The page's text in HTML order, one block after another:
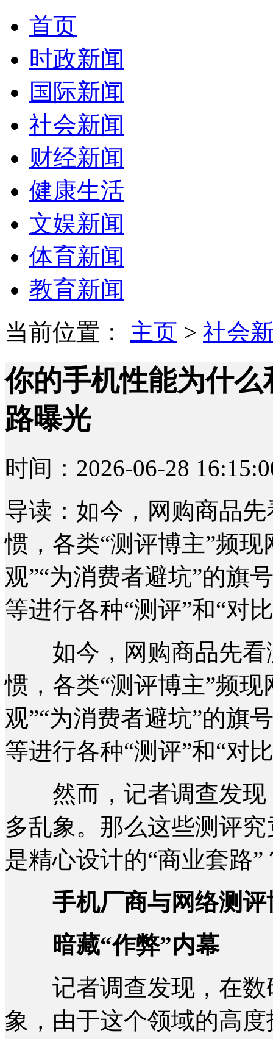
首页
时政新闻
国际新闻
社会新闻
财经新闻
健康生活
文娱新闻
体育新闻
教育新闻
当前位置： 主页 > 社会
你的手机性能为什
路曝光
时间：2026-06-28
导读：如今，网购商品
惯，各类“测评博主”频
观”“为消费者避坑”的旗
等进行各种“测评”和“对
如今，网购商品先看
惯，各类“测评博主”频
观”“为消费者避坑”的旗
等进行各种“测评”和“对
然而，记者调查发现
多乱象。那么这些测评
是精心设计的“商业套路”
手机厂商与网络测评
暗藏“作弊”内幕
记者调查发现，在数
象，由于这个领域的高